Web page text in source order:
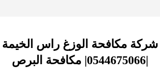
شركة مكافحة الوزغ راس الخيمة
|0544675066| مكافحة البرص